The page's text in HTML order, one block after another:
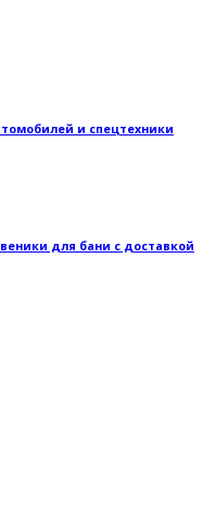
и спецтехники
для бани с доставкой